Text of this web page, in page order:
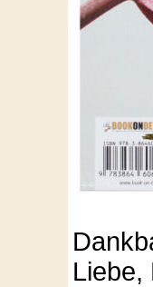
Liebe,